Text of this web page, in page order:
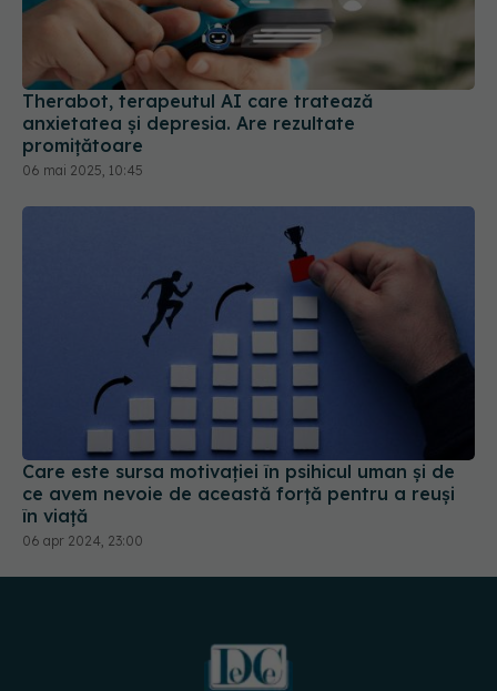
Therabot, terapeutul AI care tratează
anxietatea și depresia. Are rezultate
promițătoare
06 mai 2025, 10:45
Care este sursa motivației în psihicul uman și de
ce avem nevoie de această forță pentru a reuși
în viață
06 apr 2024, 23:00